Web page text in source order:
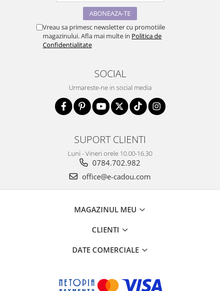
Vreau sa primesc newsletter cu promotiile
magazinului. Afla mai multe in Politica de
Confidentialitate
SOCIAL
Urmareste-ne in social media
SUPORT CLIENTI
Luni - Vineri orele 10.00-16.30
0784.702.982
office@e-cadou.com
MAGAZINUL MEU
CLIENTI
DATE COMERCIALE